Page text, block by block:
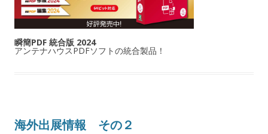
瞬簡PDF 統合版 2024
アンテナハウスPDFソフトの統合製品！
海外出展情報 その２